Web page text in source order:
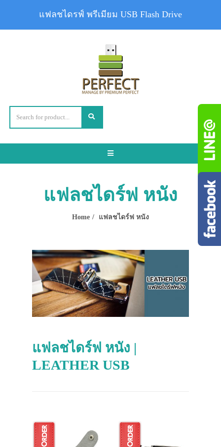
Toggle
แฟลชไดร์ฟ หนัง
Home แฟลชไดร์ฟ หนัง
แฟลชไดร์ฟ หนัง |
LEATHER USB
แฟลชไดรฟ์ พรีเมียม USB Flash Drive